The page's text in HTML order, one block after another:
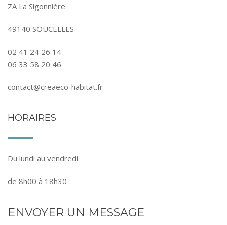
ZA La Sigonnière
49140 SOUCELLES
02 41 24 26 14
06 33 58 20 46
contact@creaeco-habitat.fr
HORAIRES
Du lundi au vendredi
de 8h00 à 18h30
ENVOYER UN MESSAGE